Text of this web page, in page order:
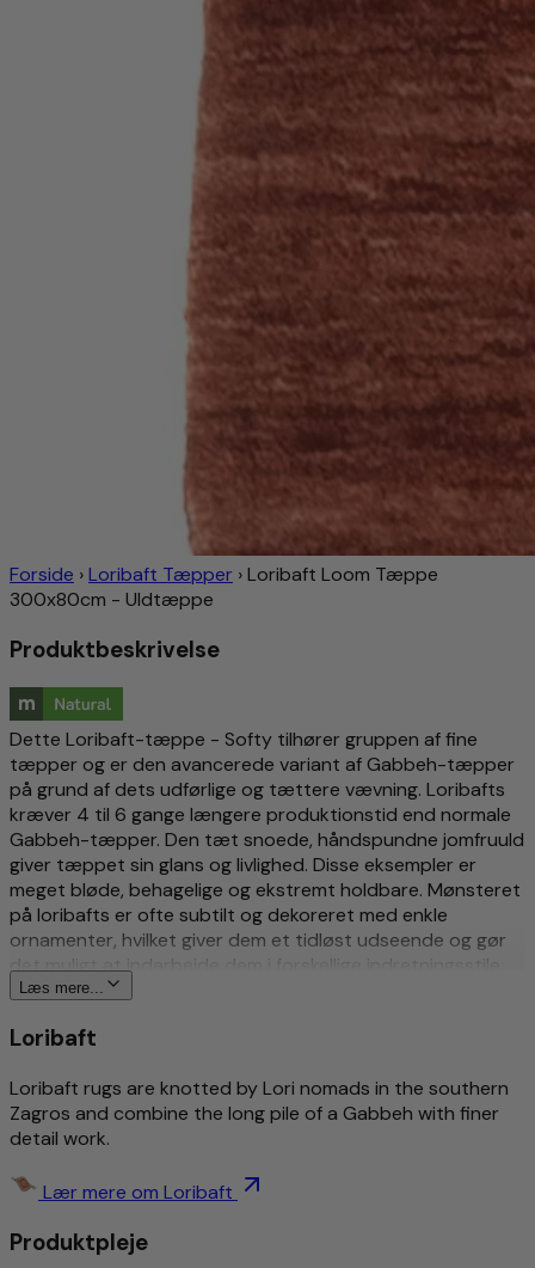
Forside ›Loribaft Tæpper ›Loribaft Loom Tæppe
300x80cm - Uldtæppe
Produktbeskrivelse
Dette Loribaft-tæppe - Softy tilhører gruppen af fine
tæpper og er den avancerede variant af Gabbeh-tæpper
på grund af dets udførlige og tættere vævning. Loribafts
kræver 4 til 6 gange længere produktionstid end normale
Gabbeh-tæpper. Den tæt snoede, håndspundne jomfruuld
giver tæppet sin glans og livlighed. Disse eksempler er
meget bløde, behagelige og ekstremt holdbare. Mønsteret
på loribafts er ofte subtilt og dekoreret med enkle
ornamenter, hvilket giver dem et tidløst udseende og gør
det muligt at indarbejde dem i forskellige indretningsstile
på en alsidig måde. Knytninger fra Indien, som dygtigt
udbredt og står på ingen måde de persiske versioner i
Teppiche og nyd hyggelige øjeblikke med velvære i
hjemmet!
Blød, tæt og holdbar
Læs mere...
Loribaft
Loribaft rugs are knotted by Lori nomads in the southern
Zagros and combine the long pile of a Gabbeh with finer
detail work.
Lær mere om Loribaft
Produktpleje